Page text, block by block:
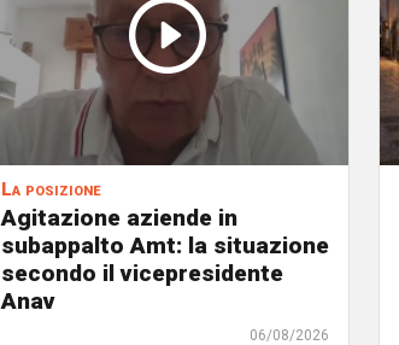
La posizione
Agitazione aziende in
subappalto Amt: la situazione
secondo il vicepresidente
Anav
06/08/2026